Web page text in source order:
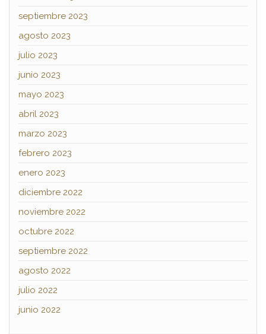
septiembre 2023
agosto 2023
julio 2023
junio 2023
mayo 2023
abril 2023
marzo 2023
febrero 2023
enero 2023
diciembre 2022
noviembre 2022
octubre 2022
septiembre 2022
agosto 2022
julio 2022
junio 2022